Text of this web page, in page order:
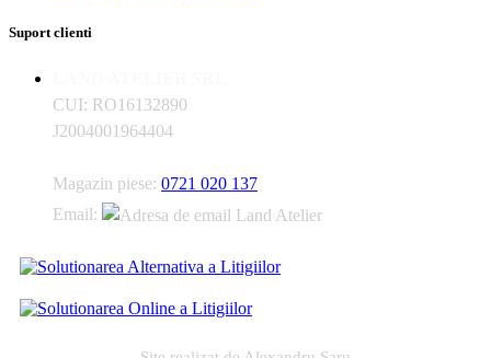
Suport clienti
CUI: RO16132890
J2004001964404
Magazin piese: 0721 020 137
Email: